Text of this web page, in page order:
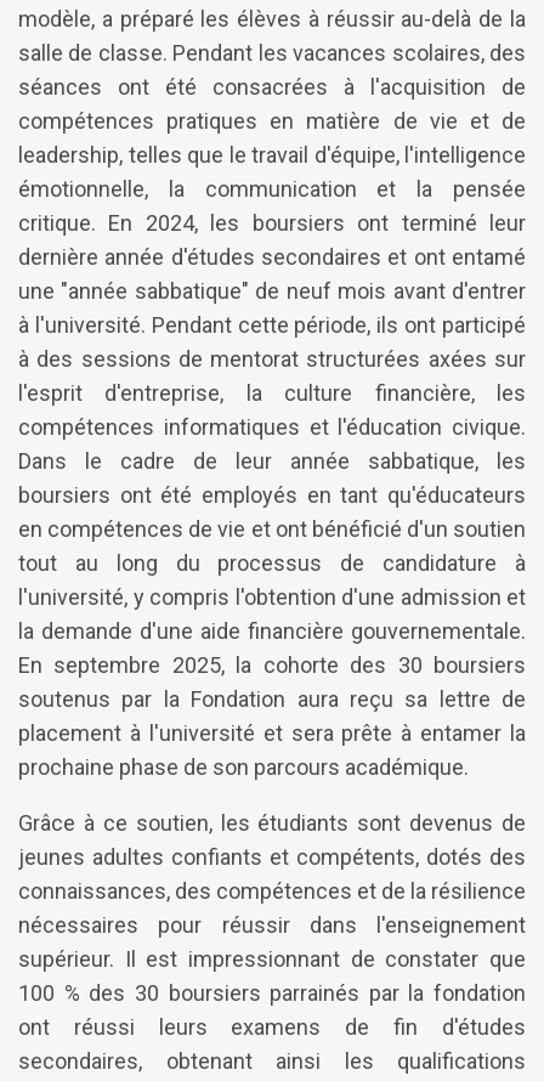
modèle, a préparé les élèves à réussir au-delà de la
salle de classe. Pendant les vacances scolaires, des
séances ont été consacrées à l'acquisition de
compétences pratiques en matière de vie et de
leadership, telles que le travail d'équipe, l'intelligence
émotionnelle, la communication et la pensée
critique. En 2024, les boursiers ont terminé leur
dernière année d'études secondaires et ont entamé
une "année sabbatique" de neuf mois avant d'entrer
à l'université. Pendant cette période, ils ont participé
à des sessions de mentorat structurées axées sur
l'esprit d'entreprise, la culture financière, les
compétences informatiques et l'éducation civique.
Dans le cadre de leur année sabbatique, les
boursiers ont été employés en tant qu'éducateurs
en compétences de vie et ont bénéficié d'un soutien
tout au long du processus de candidature à
l'université, y compris l'obtention d'une admission et
la demande d'une aide financière gouvernementale.
En septembre 2025, la cohorte des 30 boursiers
soutenus par la Fondation aura reçu sa lettre de
placement à l'université et sera prête à entamer la
prochaine phase de son parcours académique.
Grâce à ce soutien, les étudiants sont devenus de
jeunes adultes confiants et compétents, dotés des
connaissances, des compétences et de la résilience
nécessaires pour réussir dans l'enseignement
supérieur. Il est impressionnant de constater que
100 % des 30 boursiers parrainés par la fondation
ont réussi leurs examens de fin d'études
secondaires, obtenant ainsi les qualifications